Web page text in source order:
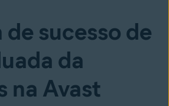
sucesso de
da
na Avast